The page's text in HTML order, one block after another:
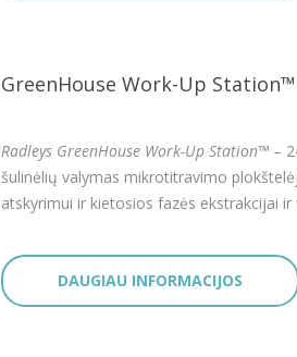
GreenHouse Work-Up Station™
Radleys GreenHouse Work-Up Station™ –
šulinėlių valymas mikrotitravimo
atskyrimui ir kietosios fazės ekstrakcijai ir
DAUGIAU INFORMACIJOS